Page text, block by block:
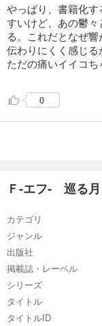
やっぱり、書籍化
すいけど、あの鬱
る。これだとなぜ
伝わりにくく感じる
ただの痛いイイコ
0
Ｆ‐エフ‐ 巡る
カテゴリ
ジャンル
出版社
掲載誌・レーベル
シリーズ
タイトル
タイトルID